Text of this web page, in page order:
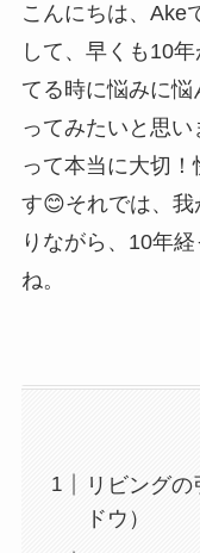
こんにちは、Ake
して、早くも10
てる時に悩みに
ってみたいと思
って本当に大切
す😊それでは、
りながら、10年
ね。
リビング
ドウ）